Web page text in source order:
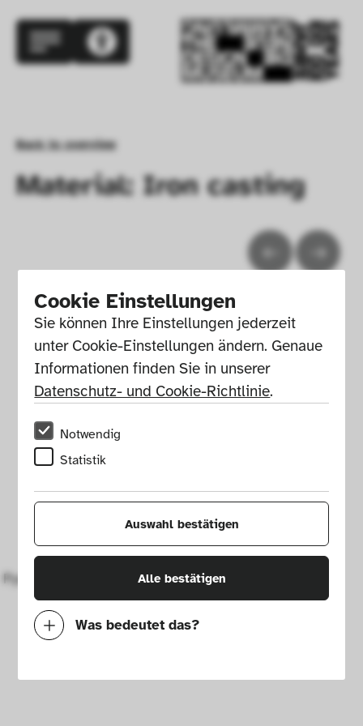
Cookie Einstellungen
Sie können Ihre Einstellungen jederzeit
unter Cookie-Einstellungen ändern. Genaue
Informationen finden Sie in unserer
Datenschutz- und Cookie-Richtlinie.
Notwendig
Statistik
Auswahl bestätigen
Alle bestätigen
Was bedeutet das?
Mit diesen Cookies können wir durch
Back to overview
Material: Iron casting
Pyro-Rex workshop oven